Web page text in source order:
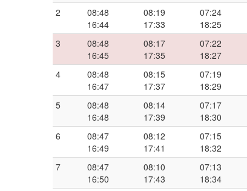
2
08:48
16:44
08:19
17:33
07:24
18:25
3
08:48
16:45
08:17
17:35
07:22
18:27
4
08:48
16:47
08:15
17:37
07:19
18:29
5
08:48
16:48
08:14
17:39
07:17
18:30
6
08:47
16:49
08:12
17:41
07:15
18:32
7
08:47
16:50
08:10
17:43
07:13
18:34